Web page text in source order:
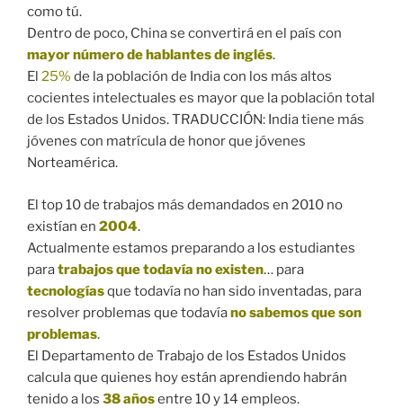
como tú.
Dentro de poco, China se convertirá en el país con
mayor número de hablantes de inglés.
El 25% de la población de India con los más altos
cocientes intelectuales es mayor que la población total
de los Estados Unidos. TRADUCCIÓN: India tiene más
jóvenes con matrícula de honor que jóvenes
Norteamérica.
El top 10 de trabajos más demandados en 2010 no
existían en 2004.
Actualmente estamos preparando a los estudiantes
paratrabajos que todavía no existen… para
tecnologíasque todavía no han sido inventadas, para
resolver problemas que todavíano sabemos que son
problemas.
El Departamento de Trabajo de los Estados Unidos
calcula que quienes hoy están aprendiendo habrán
tenido a los 38 añosentre 10 y 14 empleos.